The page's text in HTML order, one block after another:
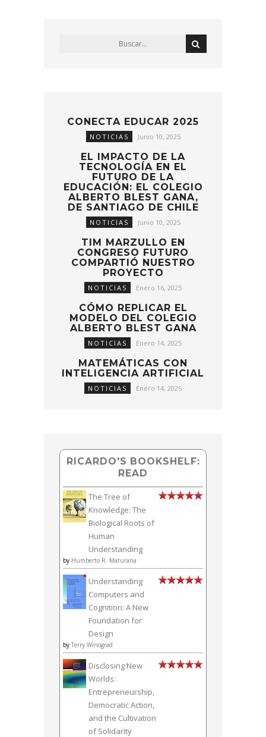
CONECTA EDUCAR 2025
NOTICIAS Junio 10, 2025
EL IMPACTO DE LA
TECNOLOGÍA EN EL
FUTURO DE LA
EDUCACIÓN: EL COLEGIO
ALBERTO BLEST GANA,
DE SANTIAGO DE CHILE
NOTICIAS Junio 10, 2025
TIM MARZULLO EN
CONGRESO FUTURO
COMPARTIÓ NUESTRO
PROYECTO
NOTICIAS Enero 16, 2025
CÓMO REPLICAR EL
MODELO DEL COLEGIO
ALBERTO BLEST GANA
NOTICIAS Enero 14, 2025
MATEMÁTICAS CON
INTELIGENCIA ARTIFICIAL
NOTICIAS Enero 14, 2025
RICARDO'S BOOKSHELF:
READ
The Tree of
Knowledge: The
Biological Roots of
Human
Understanding
by Humberto R. Maturana
Understanding
Computers and
Cognition: A New
Foundation for
Design
by Terry Winograd
Disclosing New
Worlds:
Entrepreneurship,
Democratic Action,
and the Cultivation
of Solidarity